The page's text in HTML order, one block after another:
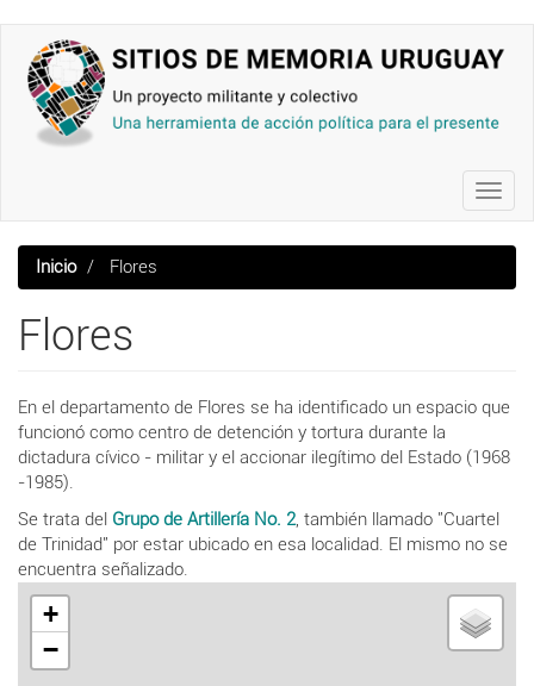
contenido
principal
Inicio Flores
Flores
En el departamento de Flores se ha identificado un espacio que
funcionó como centro de detención y tortura durante la
dictadura cívico - militar y el accionar ilegítimo del Estado (1968
-1985).
Se trata del Grupo de Artillería No. 2, también llamado "Cuartel
de Trinidad" por estar ubicado en esa localidad. El mismo no se
encuentra señalizado.
+
−